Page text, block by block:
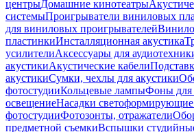
центрыДомашние кинотеатры
системыПроигрыватели виниловых
для виниловых проигрывателей
пластинкиИнсталляционная акустика
усилителиАксессуары для
акустикиАкустические кабели
акустикиСумки, чехлы для акустики
фотостудииКольцевые лампыФоны для
освещениеНасадки светоформирующие
фотостудииФотозонты, отражатели
предметной съемкиВспышки